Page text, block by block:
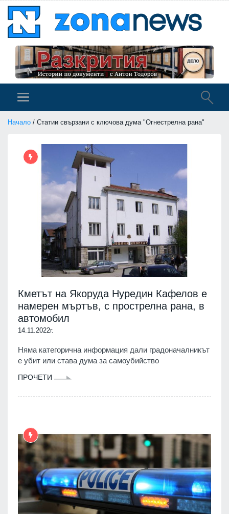
Начало / Статии свързани с ключова дума "Огнестрелна рана"
Кметът на Якоруда Нуредин Кафелов е
намерен мъртъв, с прострелна рана, в
автомобил
14.11.2022г.
Няма категорична информация дали градоначалникът
е убит или става дума за самоубийство
ПРОЧЕТИ